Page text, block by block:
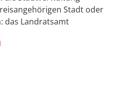
Stadt oder
das Landratsamt